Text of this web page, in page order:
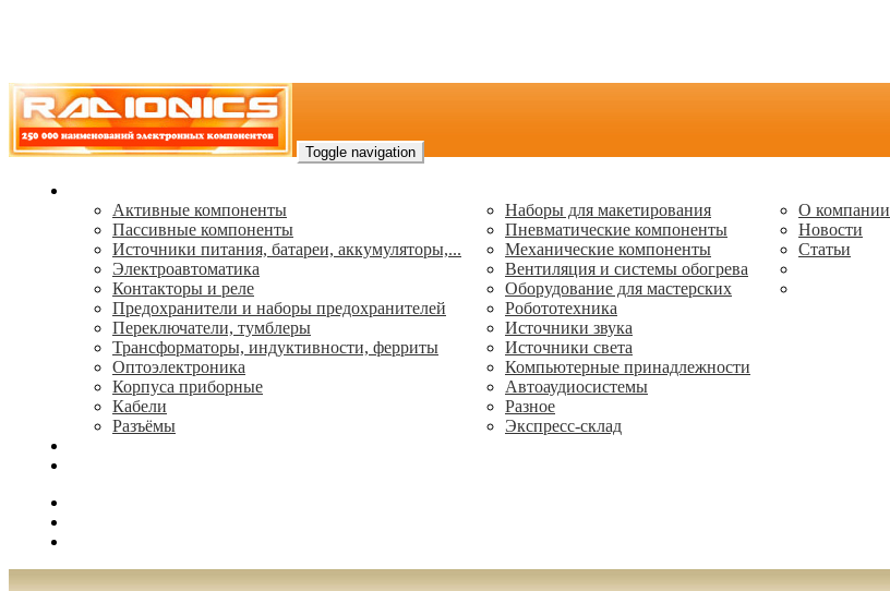
Toggle navigation
Активные компоненты
Пассивные компоненты
Источники питания, батареи, аккумуляторы,...
Электроавтоматика
Контакторы и реле
Предохранители и наборы предохранителей
Переключатели, тумблеры
Трансформаторы, индуктивности, ферриты
Oптоэлектроника
Корпуса приборные
Кабели
Разъёмы
Наборы для макетирования
Пневматические компоненты
Механические компоненты
Вентиляция и системы обогрева
Оборудование для мастерских
Робототехника
Источники звука
Источники света
Компьютерные принадлежности
Автоаудиосистемы
Разное
Экспресс-склад
О компании
Новости
Статьи